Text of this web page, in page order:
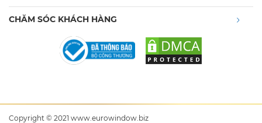
CHĂM SÓC KHÁCH HÀNG
Copyright © 2021 www.eurowindow.biz